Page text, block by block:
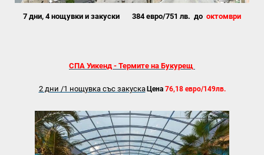
7 дни, 4 нощувки и закуски 384 евро/751 лв. до октомври
СПА Уикенд - Термите на Букурещ
2 дни /1 нощувка със закуска Цена 76,18 евро/149лв.